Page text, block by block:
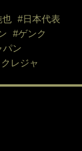
也
#日本代表
#ゲンク
パン
レジャ